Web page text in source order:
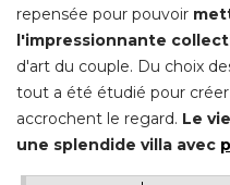
repensée pour pouvoir
l'impressionnante
d'art du couple. Du choix
tout a été étudié pour
accrochent le regard. Le
une splendide villa avec